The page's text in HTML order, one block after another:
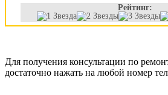
Рейтинг:
Для получения консультации по
достаточно нажать на любой номер